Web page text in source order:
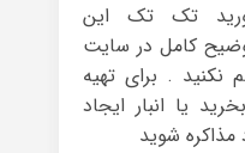
تک تک این
کامل در سایت
نکنید . برای تهیه
یا انبار ایجاد
مذاکره شوید